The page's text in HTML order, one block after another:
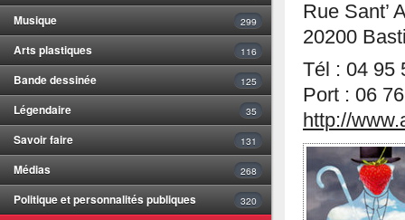
Musique 299
Arts plastiques 116
Bande dessinée 125
Légendaire 35
Savoir faire 131
Médias 268
Politique et personnalités publiques 320
Rue Sant’
20200
Tél : 04 95
Port : 06
http://